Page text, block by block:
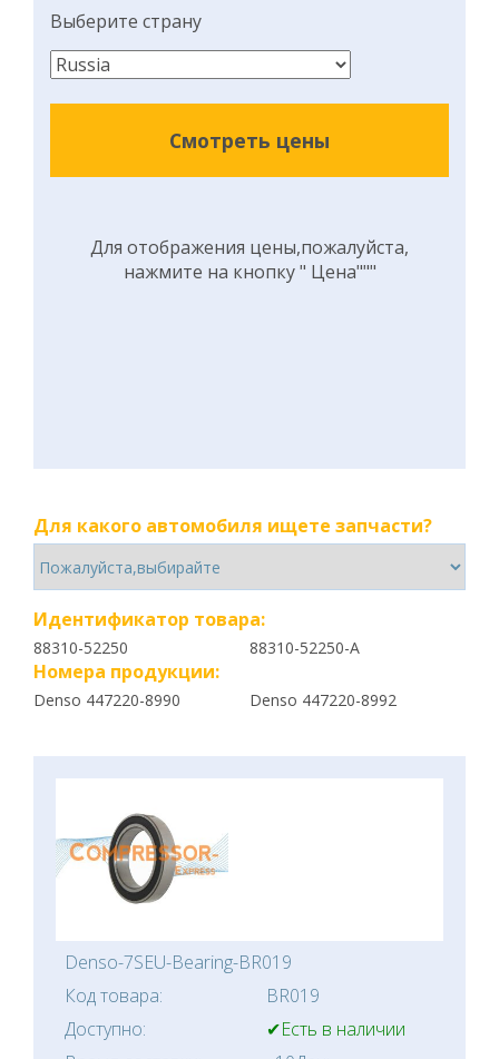
Выберите страну
Смотреть цены
Для отображения цены,пожалуйста,
нажмите на кнопку " Цена"""
Для какого автомобиля ищете запчасти?
Идентификатор товара:
88310-52250 88310-52250-A
Номера продукции:
Denso 447220-8990 Denso 447220-8992
Denso-7SEU-Bearing-BR019
Код товара:
BR019
Доступно:
✔Есть в наличии